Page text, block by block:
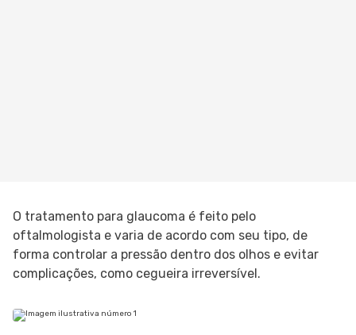
O tratamento para glaucoma é feito pelo
oftalmologista e varia de acordo com seu tipo, de
forma controlar a pressão dentro dos olhos e evitar
complicações, como cegueira irreversível.